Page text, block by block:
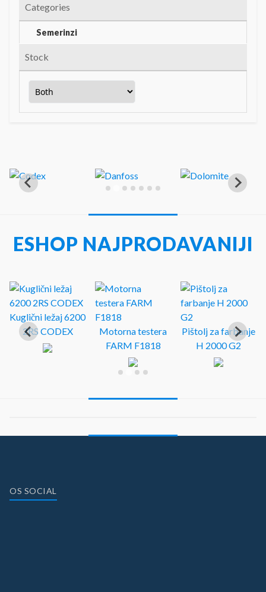
Categories
Semerinzi
Stock
ESHOP NAJPRODAVANIJI
Kuglični ležaj 6200
2RS CODEX
Motorna testera
FARM F1818
Pištolj za farbanje
H 2000 G2
OS SOCIAL